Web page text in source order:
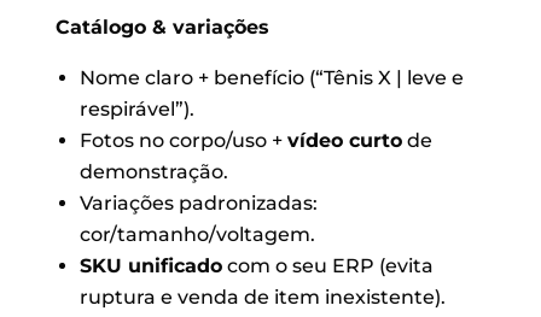
Catálogo & variações
Nome claro + benefício (“Tênis X | leve e
respirável”).
Fotos no corpo/uso + vídeo curtode
demonstração.
Variações padronizadas:
cor/tamanho/voltagem.
SKU unificadocom o seu ERP (evita
ruptura e venda de item inexistente).